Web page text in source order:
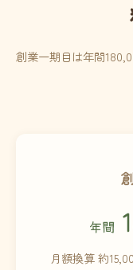
創業一期目は年間
年間
月額換算 約